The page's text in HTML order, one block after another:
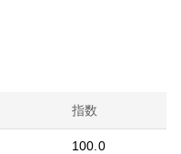
指数
100.0